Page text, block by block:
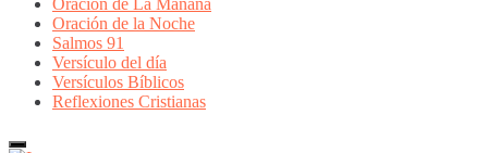
Oración de La Mañana
Oración de la Noche
Salmos 91
Versículo del día
Versículos Bíblicos
Reflexiones Cristianas